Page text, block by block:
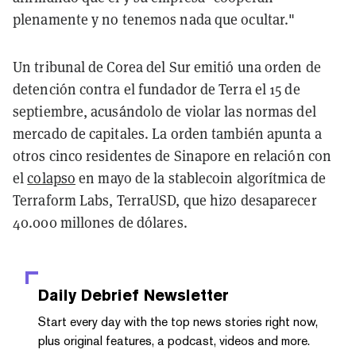
plenamente y no tenemos nada que ocultar."
Un tribunal de Corea del Sur emitió una orden de
detención contra el fundador de Terra el 15 de
septiembre, acusándolo de violar las normas del
mercado de capitales. La orden también apunta a
otros cinco residentes de Sinapore en relación con
elcolapso en mayo de la stablecoin algorítmica de
Terraform Labs, TerraUSD, que hizo desaparecer
40.000 millones de dólares.
Daily Debrief Newsletter
Start every day with the top news stories right now,
plus original features, a podcast, videos and more.